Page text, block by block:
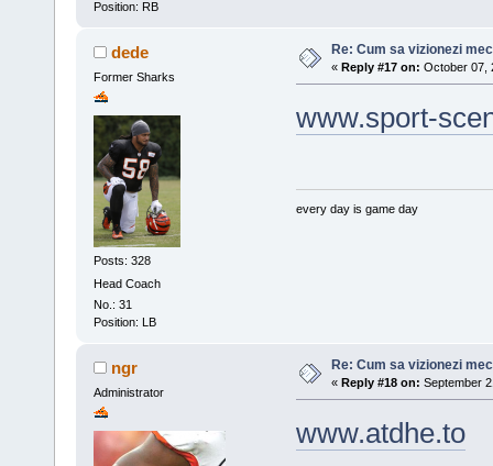
Position: RB
dede
Former Sharks
Posts: 328
Head Coach
No.: 31
Position: LB
Re: Cum sa vizionezi
« Reply #17 on: October 07,
www.sport-
every day is game day
ngr
Administrator
Re: Cum sa vizionezi
« Reply #18 on: September
www.atdhe.to